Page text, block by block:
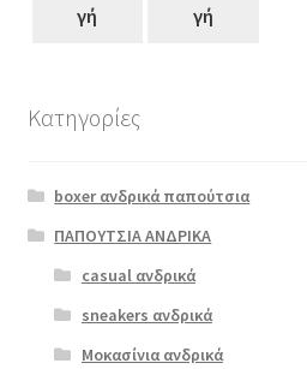
γή
γή
commancher
o 5444 μαύρο
Κατηγορίες
boxer ανδρικά παπούτσια
ΠΑΠΟΥΤΣΙΑ ΑΝΔΡΙΚΑ
casual ανδρικά
sneakers ανδρικά
Μοκασίνια ανδρικά